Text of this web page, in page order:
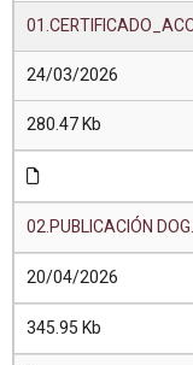
24/03/2026
280.47 Kb
02.PUBLICACIÓN
20/04/2026
345.95 Kb